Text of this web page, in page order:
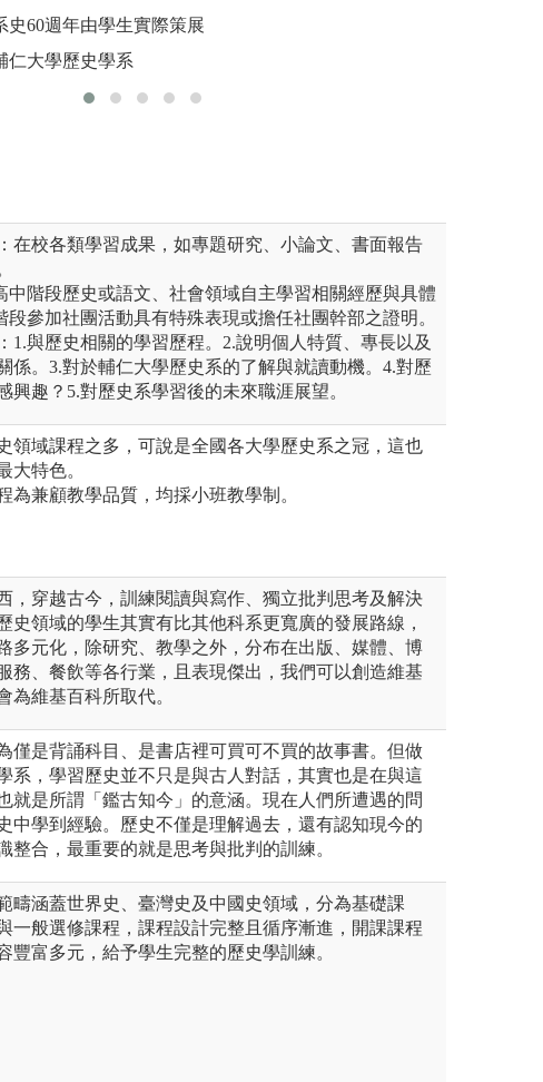
，並進行分析。
田野調查照片
史60週年由學生實際策展
仁大學歷史學系
在校各類學習成果，如專題研究、小論文、書面報告
中階段歷史或語文、社會領域自主學習相關經歷與具體
段參加社團活動具有特殊表現或擔任社團幹部之證明。
1.與歷史相關的學習歷程。2.說明個人特質、專長以及
係。3.對於輔仁大學歷史系的了解與就讀動機。4.對歷
興趣？5.對歷史系學習後的未來職涯展望。
領域課程之多，可說是全國各大學歷史系之冠，這也
大特色。
為兼顧教學品質，均採小班教學制。
，穿越古今，訓練閱讀與寫作、獨立批判思考及解決
史領域的學生其實有比其他科系更寬廣的發展路線，
多元化，除研究、教學之外，分布在出版、媒體、博
務、餐飲等各行業，且表現傑出，我們可以創造維基
為維基百科所取代。
僅是背誦科目、是書店裡可買可不買的故事書。但做
系，學習歷史並不只是與古人對話，其實也是在與這
就是所謂「鑑古知今」的意涵。現在人們所遭遇的問
中學到經驗。歷史不僅是理解過去，還有認知現今的
整合，最重要的就是思考與批判的訓練。
疇涵蓋世界史、臺灣史及中國史領域，分為基礎課
⼀般選修課程，課程設計完整且循序漸進，開課課程
豐富多元，給予學⽣完整的歷史學訓練。